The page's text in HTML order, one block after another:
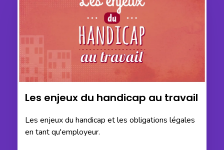
Les enjeux du handicap au travail
Les enjeux du handicap et les obligations légales
en tant qu'employeur.